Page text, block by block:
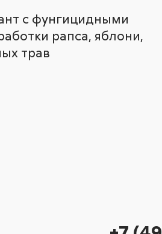
с фунгицидными
рапса, яблони,
трав